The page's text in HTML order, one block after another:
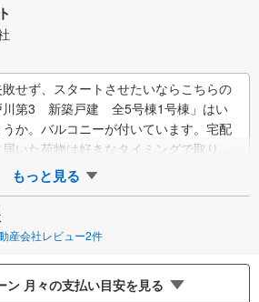
せず、スタートさせたいならこちらの
川第3 新築戸建 全5号棟1号棟」はい
か。バルコニーが付いています。宅配
いた荷物は好きなタイミングで取り出
リモートワークの合間や帰宅ついでな…
もっと見る
産会社レビュー2件
ン 月々の支払い目安を見る